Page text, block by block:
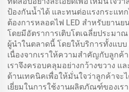
ป้องกันน้ำได้ และทนต่อแรงกระแทก
ต้องการหลอดไฟ LED สำหรับยานย
โดยมีอัตราการเติบโตเฉลี่ยประมาณ
ผู้นำในตลาดนี้ โดยให้บริการทั้งแบบ
เนื่องจากเราให้ความสำคัญกับลูกค้
เราจึงครอบคลุมอย่างกว้างขวาง แ
ด้านเทคนิคเพื่อให้มั่นใจว่าลูกค้าจะ
เยี่ยมในการใช้งานผลิตภัณฑ์ของเรา